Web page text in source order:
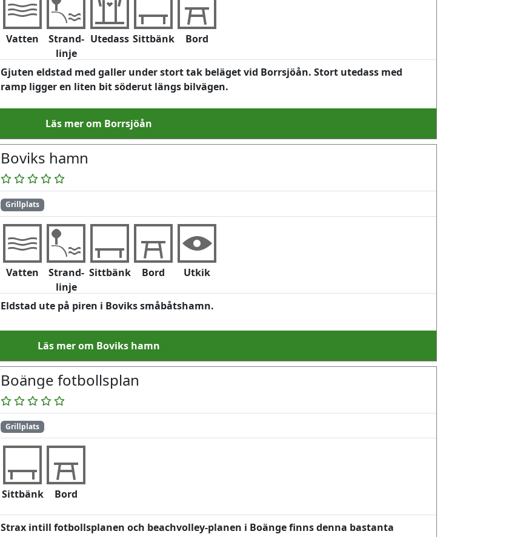
Vatten
Strand-
linje
Utedass Sittbänk Bord
Gjuten eldstad med galler under stort tak beläget vid Borrsjöån. Stort utedass med
ramp ligger en liten bit söderut längs bilvägen.
Läs mer om Borrsjöån
Boviks hamn
Grillplats
Vatten
Strand-
linje
Sittbänk Bord Utkik
Eldstad ute på piren i Boviks småbåtshamn.
Läs mer om Boviks hamn
Boänge fotbollsplan
Grillplats
Sittbänk Bord
Strax intill fotbollsplanen och beachvolley-planen i Boänge finns denna bastanta